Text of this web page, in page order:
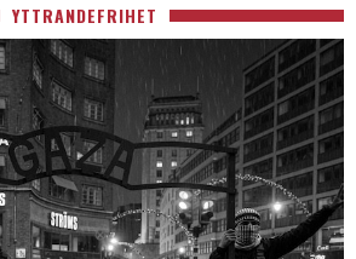
YTTRANDEFRIHET